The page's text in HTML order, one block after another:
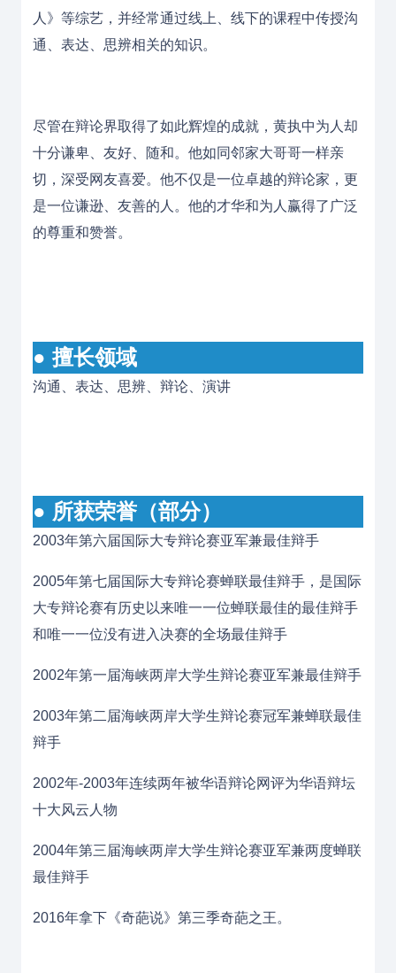
人》等综艺，并经常通过线上、线下的课程中传授沟
通、表达、思辨相关的知识。
尽管在辩论界取得了如此辉煌的成就，黄执中为人却
十分谦卑、友好、随和。他如同邻家大哥哥一样亲
切，深受网友喜爱。他不仅是一位卓越的辩论家，更
是一位谦逊、友善的人。他的才华和为人赢得了广泛
的尊重和赞誉。
● 擅长领域
沟通、表达、思辨、辩论、演讲
● 所获荣誉（部分）
2003年第六届国际大专辩论赛亚军兼最佳辩手
2005年第七届国际大专辩论赛蝉联最佳辩手，是国际
大专辩论赛有历史以来唯一一位蝉联最佳的最佳辩手
和唯一一位没有进入决赛的全场最佳辩手
2002年第一届海峡两岸大学生辩论赛亚军兼最佳辩手
2003年第二届海峡两岸大学生辩论赛冠军兼蝉联最佳
辩手
2002年-2003年连续两年被华语辩论网评为华语辩坛
十大风云人物
2004年第三届海峡两岸大学生辩论赛亚军兼两度蝉联
最佳辩手
2016年拿下《奇葩说》第三季奇葩之王。